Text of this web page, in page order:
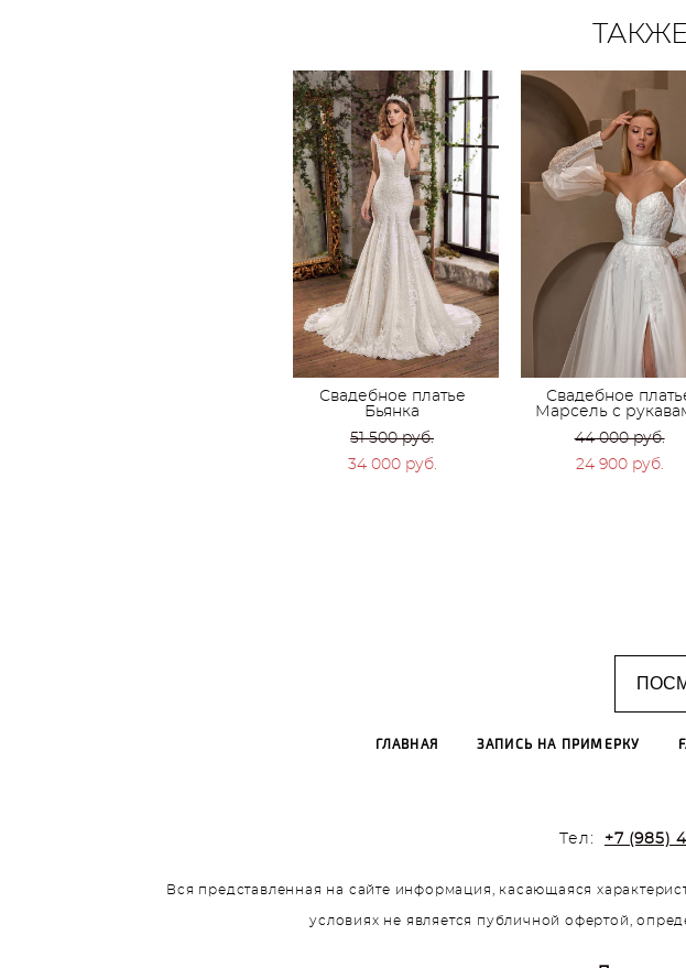
Свадебное платье
Бьянка
51 500 pуб.
34 000 pуб.
Свадебное
Марсель с
44 000 pуб.
24 900 pуб.
ГЛАВНАЯ ЗАПИСЬ НА ПРИМЕРКУ
Тел: +7 (985)
Вся представленная на сайте информация, касающаяся
условиях не является публичной офертой,